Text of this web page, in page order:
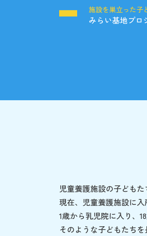
施設を巣立った子
みらい基地プロ
児童養護施設の子ども
現在、児童養護施設に
1歳から乳児院に入り、
そのような子どもたち